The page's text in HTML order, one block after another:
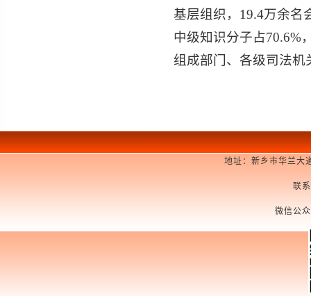
基层组织，19.4万余名
中级知识分子占70.6%
组成部门、各级司法机
地址：新乡市华兰大
联
微信公